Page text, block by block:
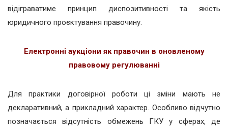
відіграватиме принцип диспозитивності та якість
юридичного проєктування правочину.
Електронні аукціони як правочин в оновленому
правовому регулюванні
Для практики договірної роботи ці зміни мають не
декларативний, а прикладний характер. Особливо відчутно
позначається відсутність обмежень ГКУ у сферах, де